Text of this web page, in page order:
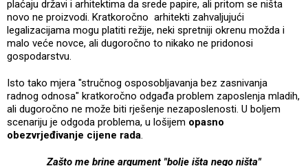
plaćaju državi i arhitektima da srede papire, ali pritom se ništa
novo ne proizvodi. Kratkoročno arhitekti zahvaljujući
legalizacijama mogu platiti režije, neki spretniji okrenu možda i
malo veće novce, ali dugoročno to nikako ne pridonosi
gospodarstvu.
Isto tako mjera "stručnog osposobljavanja bez zasnivanja
radnog odnosa" kratkoročno odgađa problem zaposlenja mladih,
ali dugoročno ne može biti rješenje nezaposlenosti. U boljem
scenariju je odgoda problema, u lošijem opasno
obezvrjeđivanje cijene rada.
Zašto me brine argument "bolje išta nego ništa"